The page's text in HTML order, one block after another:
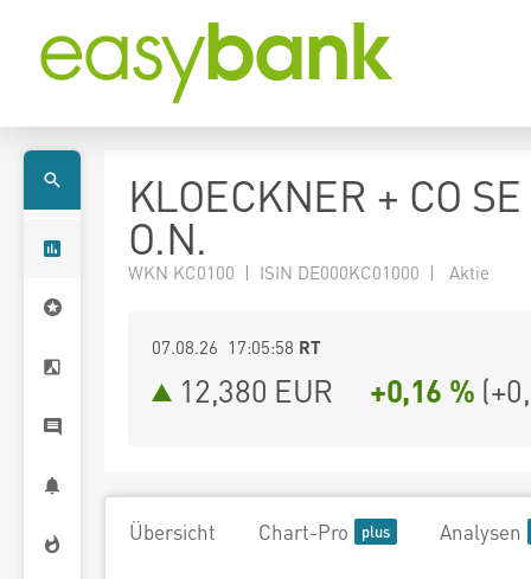
KLOECKNER + CO
O.N.
WKN KC0100 | ISIN DE000KC01000 | Aktie
07.08.26 17:05:58 RT
12,380 EUR +0,16 % (
Übersicht Chart-Pro Analysen